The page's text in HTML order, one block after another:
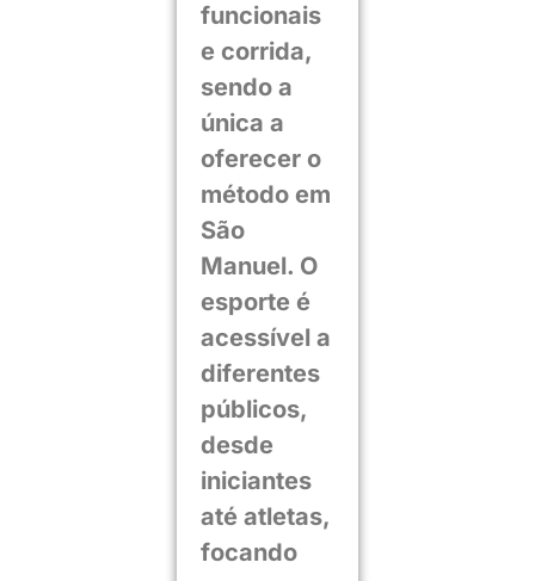
funcionais
e corrida,
sendo a
única a
oferecer o
método em
São
Manuel. O
esporte é
acessível a
diferentes
públicos,
desde
iniciantes
até atletas,
focando